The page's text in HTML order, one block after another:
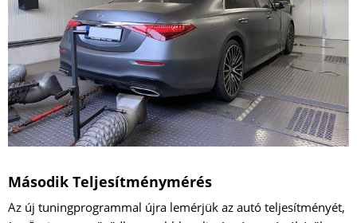
Második Teljesítménymérés
Az új tuningprogrammal újra lemérjük az autó teljesítményét,